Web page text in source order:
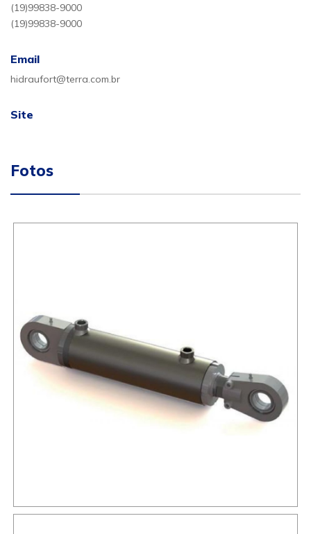
(19)99838-9000
(19)99838-9000
Email
hidraufort@terra.com.br
Site
Fotos